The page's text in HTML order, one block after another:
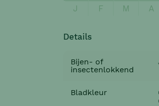
J F M A
Details
Bijen- of
insectenlokkend
Bladkleur